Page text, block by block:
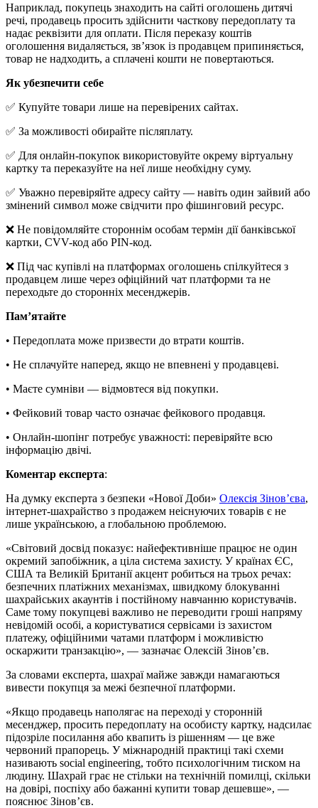
Наприклад, покупець знаходить на сайті оголошень дитячі
речі, продавець просить здійснити часткову передоплату та
надає реквізити для оплати. Після переказу коштів
оголошення видаляється, зв’язок із продавцем припиняється,
товар не надходить, а сплачені кошти не повертаються.
Як убезпечити себе
✅ Купуйте товари лише на перевірених сайтах.
✅ За можливості обирайте післяплату.
✅ Для онлайн-покупок використовуйте окрему віртуальну
картку та переказуйте на неї лише необхідну суму.
✅ Уважно перевіряйте адресу сайту — навіть один зайвий або
змінений символ може свідчити про фішинговий ресурс.
❌ Не повідомляйте стороннім особам термін дії банківської
картки, CVV-код або PIN-код.
❌ Під час купівлі на платформах оголошень спілкуйтеся з
продавцем лише через офіційний чат платформи та не
переходьте до сторонніх месенджерів.
Пам’ятайте
• Передоплата може призвести до втрати коштів.
• Не сплачуйте наперед, якщо не впевнені у продавцеві.
• Маєте сумніви — відмовтеся від покупки.
• Фейковий товар часто означає фейкового продавця.
• Онлайн-шопінг потребує уважності: перевіряйте всю
інформацію двічі.
Коментар експерта:
На думку експерта з безпеки «Нової Доби» Олексія Зінов’єва,
інтернет-шахрайство з продажем неіснуючих товарів є не
лише українською, а глобальною проблемою.
«Світовий досвід показує: найефективніше працює не один
окремий запобіжник, а ціла система захисту. У країнах ЄС,
США та Великій Британії акцент робиться на трьох речах:
безпечних платіжних механізмах, швидкому блокуванні
шахрайських акаунтів і постійному навчанню користувачів.
Саме тому покупцеві важливо не переводити гроші напряму
невідомій особі, а користуватися сервісами із захистом
платежу, офіційними чатами платформ і можливістю
оскаржити транзакцію», — зазначає Олексій Зінов’єв.
За словами експерта, шахраї майже завжди намагаються
вивести покупця за межі безпечної платформи.
«Якщо продавець наполягає на переході у сторонній
месенджер, просить передоплату на особисту картку, надсилає
підозріле посилання або квапить із рішенням — це вже
червоний прапорець. У міжнародній практиці такі схеми
називають social engineering, тобто психологічним тиском на
людину. Шахрай грає не стільки на технічній помилці, скільки
на довірі, поспіху або бажанні купити товар дешевше», —
пояснює Зінов’єв.